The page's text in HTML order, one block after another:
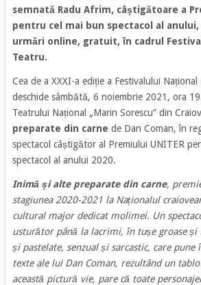
semnată Radu Afrim, câștigătoare a
pentru cel mai bun spectacol al
urmări online, gratuit, în cadrul
Teatru.
Cea de a XXXI-a ediție a Festivalului
deschide sâmbătă, 6 noiembrie 2021, ora
Teatrului Național „Marin Sorescu” din
preparate din carne de Dan Coman, în
spectacol câștigător al Premiului UNITER
spectacol al anului 2020.
Inimă și alte preparate din carne,
stagiunea 2020-2021 la Naționalul
cultural major dedicat molimei. Un
usturător până la lacrimi, în tușe groase
și pastelate, senzual și sarcastic, care pune
texte ale lui Dan Coman, rezultând un
această pictură vie, pare că toate